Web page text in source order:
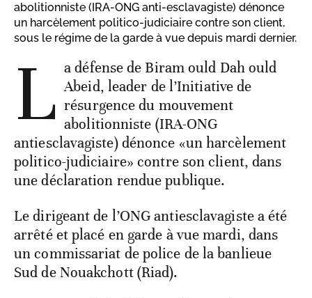
abolitionniste (IRA-ONG anti-esclavagiste) dénonce
un harcèlement politico-judiciaire contre son client,
sous le régime de la garde à vue depuis mardi dernier.
L a défense de Biram ould Dah ould
Abeid, leader de l’Initiative de
résurgence du mouvement
abolitionniste (IRA-ONG
antiesclavagiste) dénonce «un harcèlement
politico-judiciaire» contre son client, dans
une déclaration rendue publique.
Le dirigeant de l’ONG antiesclavagiste a été
arrêté et placé en garde à vue mardi, dans
un commissariat de police de la banlieue
Sud de Nouakchott (Riad).